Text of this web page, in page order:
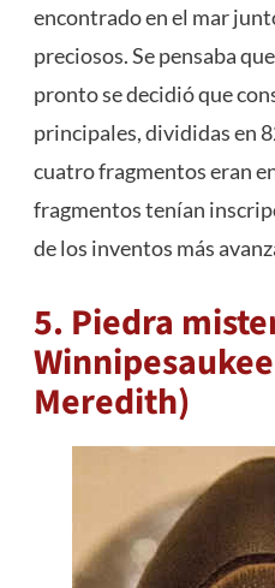
encontrado en el mar
preciosos. Se pensaba
pronto se decidió que
principales, divididas en
cuatro fragmentos eran
fragmentos tenían
de los inventos más
5. Piedra
Meredith)